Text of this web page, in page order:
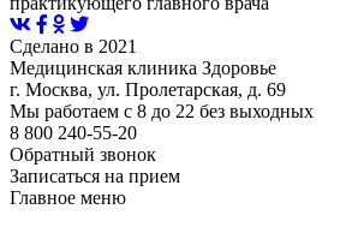
Сделано в 2021
Медицинская клиника Здоровье
г. Москва, ул. Пролетарская, д. 69
Мы работаем с 8 до 22 без выходных
8 800 240-55-20
Обратный звонок
Записаться на прием
Главное меню